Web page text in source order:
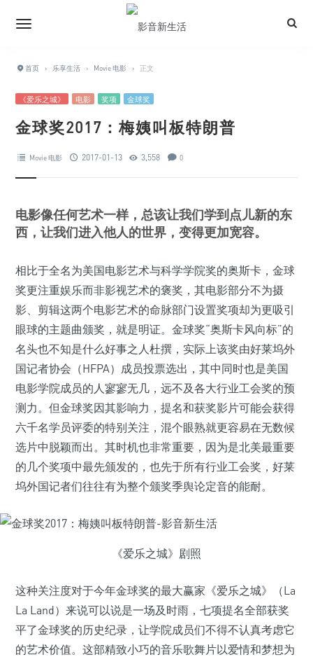
首页 › 乐享生活 › Movie 电影 › 正文
《爱乐之城》 电影 奖项 金球奖
金球奖2017：梅姨叫板特朗普
Movie 电影 2017-01-13 3,558 0
电影像任何艺术一样，总该让我们学到点儿新的东
西，让我们进入他人的世界，变得更加宽容。
相比于全名为美国电影艺术与科学学院奖的奥斯卡，金球
奖更注重娱乐而非影视艺术的褒奖，其电影部分不为摄
影、剪辑这两个电影艺术的命脉部门设置奖项却为更吸引
眼球的主题曲颁奖，就是明证。金球奖“奥斯卡风向标”的
名头也不知是什么好事之人杜撰，实际上该奖由好莱坞外
国记者协会（HFPA）成员投票选出，其中同时也是美国
电影学院成员的人寥寥无几，远不及各大行业工会奖的预
测力。但金球奖因其影响力，提名和获奖影片可能会获得
六千名学员评委的特别关注，混个眼熟就更容易在无数候
选片中脱颖而出。其时机也非常重要，因为是北美最重要
的几个奖项中最先颁发的，也先于所有行业工会奖，好莱
坞外国记者们往往有为整个颁奖季舆论定音的能耐。
《爱乐之城》剧照
这种关注度对于今年金球奖的最大赢家《爱乐之城》（La
La Land）来说可以说是一场及时雨，七项提名全部获奖
平了金球奖的历史纪录，让学院成员们不得不认真考虑它
的艺术价值。这部精致小巧的音乐歌舞片以爱情和梦想为